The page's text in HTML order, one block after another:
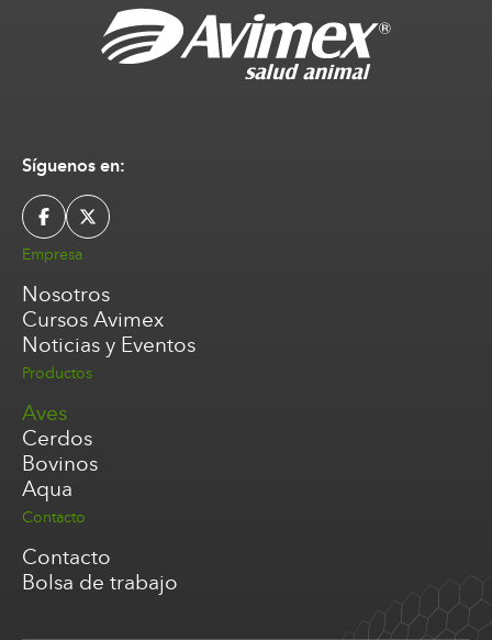
Síguenos en:
Empresa
Nosotros
Cursos Avimex
Noticias y Eventos
Productos
Aves
Cerdos
Bovinos
Aqua
Contacto
Contacto
Bolsa de trabajo